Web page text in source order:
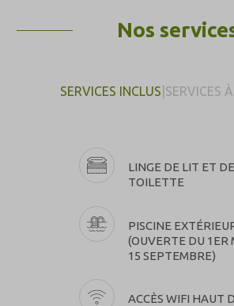
Nos
SERVICES INCLUS SERVICES
LINGE DE LIT ET DE
TOILETTE
PISCINE
(OUVERTE DU 1ER
15 SEPTEMBRE)
ACCÈS WIFI HAUT